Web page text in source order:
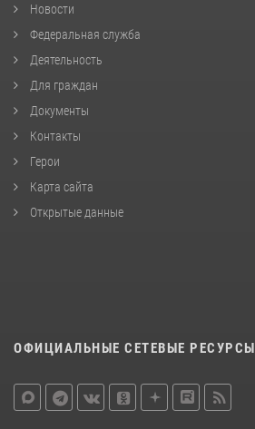
Новости
Федеральная служба
Деятельность
Для граждан
Документы
Контакты
Герои
Карта сайта
Открытые данные
ОФИЦИАЛЬНЫЕ СЕТЕВЫЕ РЕСУРСЫ